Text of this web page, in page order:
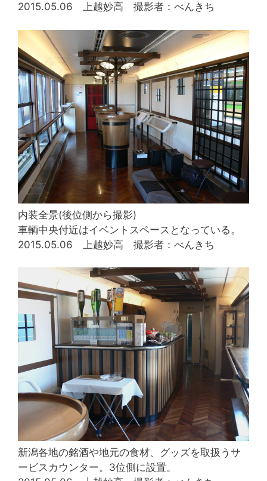
2015.05.06 上越妙高 撮影者：べんきち
内装全景(後位側から撮影)
車輌中央付近はイベントスペースとなっている。
2015.05.06 上越妙高 撮影者：べんきち
新潟各地の銘酒や地元の食材、グッズを取扱うサ
ービスカウンター。3位側に設置。